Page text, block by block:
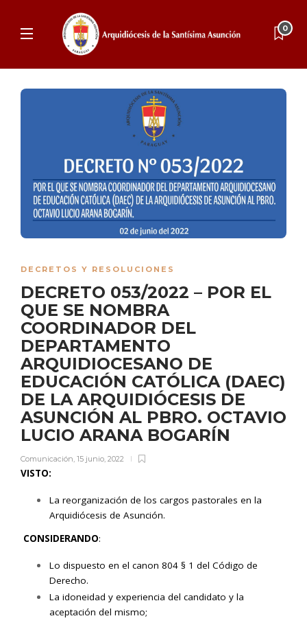
0
DECRETOS Y RESOLUCIONES
DECRETO 053/2022 – POR EL
QUE SE NOMBRA
COORDINADOR DEL
DEPARTAMENTO
ARQUIDIOCESANO DE
EDUCACIÓN CATÓLICA (DAEC)
DE LA ARQUIDIÓCESIS DE
ASUNCIÓN AL PBRO. OCTAVIO
LUCIO ARANA BOGARÍN
Comunicación, 15 junio, 2022
VISTO:
La reorganización de los cargos pastorales en la
Arquidiócesis de Asunción.
CONSIDERANDO:
Lo dispuesto en el canon 804 § 1 del Código de
Derecho.
La idoneidad y experiencia del candidato y la
aceptación del mismo;